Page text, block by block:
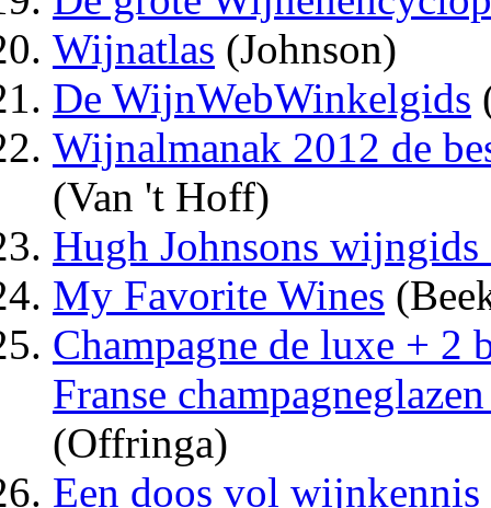
Wijnatlas (Johnson)
De WijnWebWinkelgids
Wijnalmanak 2012 de
(Van 't Hoff)
Hugh Johnsons wijngids
My Favorite Wines
Champagne de luxe + 2
Franse
(Offringa)
Een doos vol